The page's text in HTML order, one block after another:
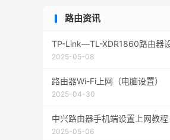
路由资讯
TP-Link—TL-XDR1860路由器
2025-05-08
路由器Wi-Fi上网（电脑设置）
2025-04-30
中兴路由器手机端设置上网教程
2025-05-06